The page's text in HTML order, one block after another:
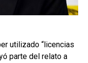
utilizado “licencias
parte del relato a